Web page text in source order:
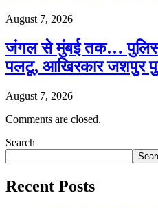
August 7, 2026
जंगल से मुंबई तक… पुलिस
पलटू, आखिरकार जशपुर
August 7, 2026
Comments are closed.
Search
Recent Posts